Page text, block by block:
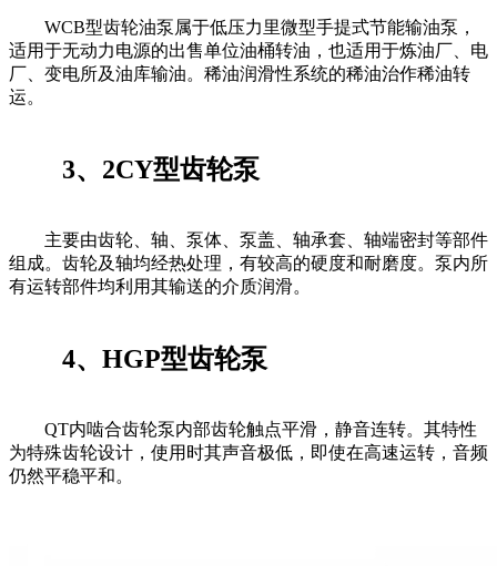
WCB型齿轮油泵属于低压力里微型手提式节能输油泵，
适用于无动力电源的出售单位油桶转油，也适用于炼油厂、电
厂、变电所及油库输油。稀油润滑性系统的稀油治作稀油转
运。
3、2CY型齿轮泵
主要由齿轮、轴、泵体、泵盖、轴承套、轴端密封等部件
组成。齿轮及轴均经热处理，有较高的硬度和耐磨度。泵内所
有运转部件均利用其输送的介质润滑。
4、HGP型齿轮泵
QT内啮合齿轮泵内部齿轮触点平滑，静音连转。其特性
为特殊齿轮设计，使用时其声音极低，即使在高速运转，音频
仍然平稳平和。